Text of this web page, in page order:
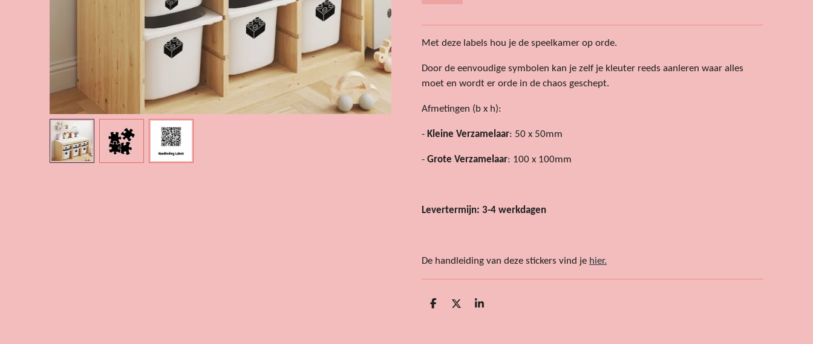
Met deze labels hou je de speelkamer op orde.
Door de eenvoudige symbolen kan je zelf je kleuter reeds aanleren waar alles
moet en wordt er orde in de chaos geschept.
Afmetingen (b x h):
- Kleine Verzamelaar: 50 x 50mm
- Grote Verzamelaar: 100 x 100mm
Levertermijn: 3-4 werkdagen
De handleiding van deze stickers vind je hier.
D
D
S